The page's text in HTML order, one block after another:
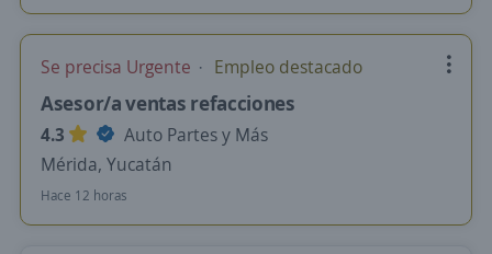
Se precisa Urgente Empleo destacado
Asesor/a ventas refacciones
4.3
Auto Partes y Más
Mérida, Yucatán
Hace 12 horas